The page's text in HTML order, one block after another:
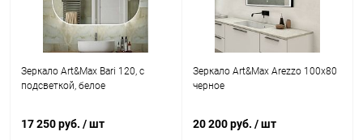
Зеркало Art&Max Bari 120, с
подсветкой, белое
17 250 руб. / шт
Зеркало Art&Max Arezzo 100х80
черное
20 200 руб. / шт